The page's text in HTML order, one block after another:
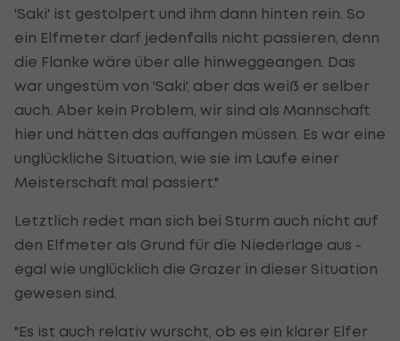
'Saki' ist gestolpert und ihm dann hinten rein. So
ein Elfmeter darf jedenfalls nicht passieren, denn
die Flanke wäre über alle hinweggeangen. Das
war ungestüm von 'Saki', aber das weiß er selber
auch. Aber kein Problem, wir sind als Mannschaft
hier und hätten das auffangen müssen. Es war eine
unglückliche Situation, wie sie im Laufe einer
Meisterschaft mal passiert."
Letztlich redet man sich bei Sturm auch nicht auf
den Elfmeter als Grund für die Niederlage aus -
egal wie unglücklich die Grazer in dieser Situation
gewesen sind.
"Es ist auch relativ wurscht, ob es ein klarer Elfer